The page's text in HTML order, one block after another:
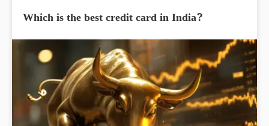
Which is the best credit card in India?